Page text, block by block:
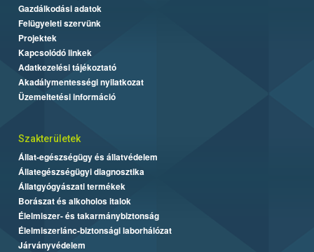
Gazdálkodási adatok
Felügyeleti szervünk
Projektek
Kapcsolódó linkek
Adatkezelési tájékoztató
Akadálymentességi nyilatkozat
Üzemeltetési információ
Szakterületek
Állat-egészségügy és állatvédelem
Állategészségügyi diagnosztika
Állatgyógyászati termékek
Borászat és alkoholos italok
Élelmiszer- és takarmánybiztonság
Élelmiszerlánc-biztonsági laborhálózat
Járványvédelem